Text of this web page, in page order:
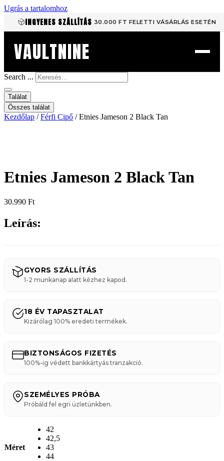
Ugrás a tartalomhoz
INGYENES SZÁLLÍTÁS 30.000 FT FELETTI VÁSÁRLÁS ESETÉN
VAULTNINE
Search ...
Találat
Összes találat
Kezdőlap /Férfi Cipő / Etnies Jameson 2 Black Tan
Etnies Jameson 2 Black Tan
30.990 Ft
Leírás:
GYORS SZÁLLÍTÁS
1-2 munkanap alatt kézhez kapod.
18 ÉV TAPASZTALAT
Kizárólag 100% eredeti termékek.
BIZTONSÁGOS FIZETÉS
100%-ig védett bankkártyás tranzakció.
SZEMÉLYES PRÓBA
Próbáld fel egri üzletünkben.
Méret
42
42,5
43
44